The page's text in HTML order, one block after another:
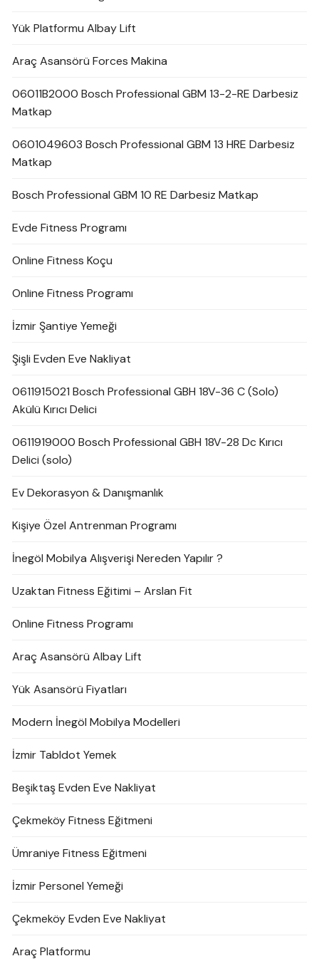
Yük Platformu Albay Lift
Araç Asansörü Forces Makina
06011B2000 Bosch Professional GBM 13-2-RE Darbesiz
Matkap
0601049603 Bosch Professional GBM 13 HRE Darbesiz
Matkap
Bosch Professional GBM 10 RE Darbesiz Matkap
Evde Fitness Programı
Online Fitness Koçu
Online Fitness Programı
İzmir Şantiye Yemeği
Şişli Evden Eve Nakliyat
0611915021 Bosch Professional GBH 18V-36 C (Solo)
Akülü Kırıcı Delici
0611919000 Bosch Professional GBH 18V-28 Dc Kırıcı
Delici (solo)
Ev Dekorasyon & Danışmanlık
Kişiye Özel Antrenman Programı
İnegöl Mobilya Alışverişi Nereden Yapılır ?
Uzaktan Fitness Eğitimi – Arslan Fit
Online Fitness Programı
Araç Asansörü Albay Lift
Yük Asansörü Fiyatları
Modern İnegöl Mobilya Modelleri
İzmir Tabldot Yemek
Beşiktaş Evden Eve Nakliyat
Çekmeköy Fitness Eğitmeni
Ümraniye Fitness Eğitmeni
İzmir Personel Yemeği
Çekmeköy Evden Eve Nakliyat
Araç Platformu